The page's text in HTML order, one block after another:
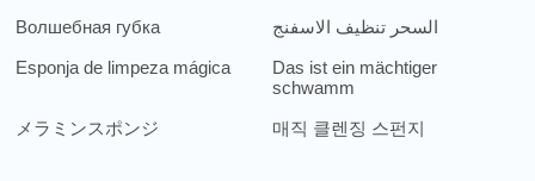
Волшебная губка
السحر تنظيف الاسفنج
Esponja de limpeza mágica
Das ist ein mächtiger
schwamm
メラミンスポンジ
매직 클렌징 스펀지